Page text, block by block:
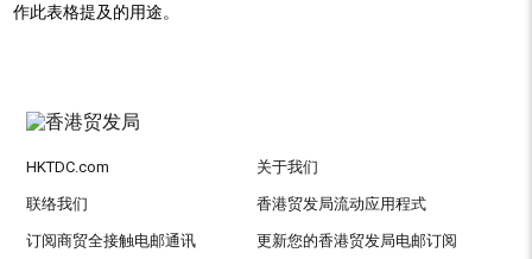
作此表格提及的用途。
HKTDC.com 关于我们
联络我们 香港贸发局流动应用程式
订阅商贸全接触电邮通讯 更新您的香港贸发局电邮订阅